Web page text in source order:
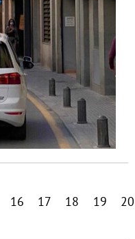
16 17 18 19 20